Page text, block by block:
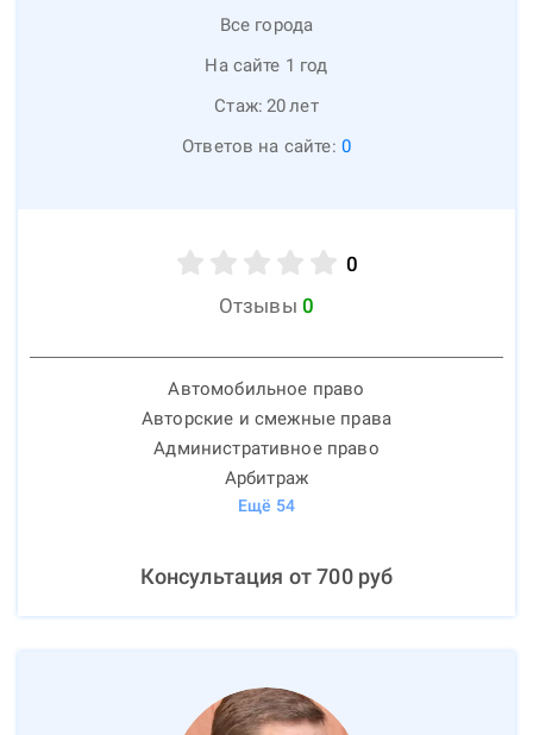
Все города
На сайте 1 год
Стаж: 20лет
Ответов на сайте: 0
0
Отзывы 0
Автомобильное право
Авторские и смежные права
Административное право
Арбитраж
Ещё 54
Консультация от700руб